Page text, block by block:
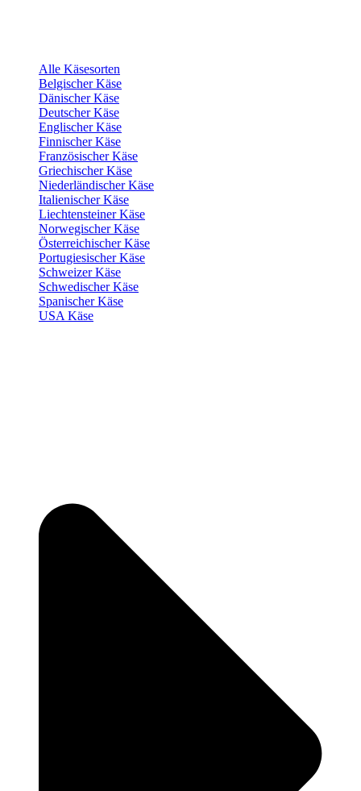
Alle Käsesorten
Belgischer Käse
Dänischer Käse
Deutscher Käse
Englischer Käse
Finnischer Käse
Französischer Käse
Griechischer Käse
Niederländischer Käse
Italienischer Käse
Liechtensteiner Käse
Norwegischer Käse
Österreichischer Käse
Portugiesischer Käse
Schweizer Käse
Schwedischer Käse
Spanischer Käse
USA Käse